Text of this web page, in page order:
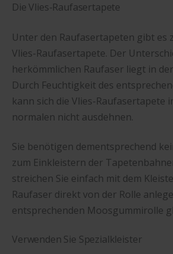
Die Vlies-Raufasertapete
Unter den Raufasertapeten gibt es
Vlies-Raufasertapete. Der
herkömmlichen Raufaser liegt in
Durch Feuchtigkeit des
kann sich die Vlies-Raufasertapete
normalen nicht ausdehnen.
Sie benötigen dementsprechend
zum Einkleistern der
streichen Sie einfach mit dem
Raufaser direkt von der Rolle
entsprechenden Moosgummirolle
Verwenden Sie Spezialkleister